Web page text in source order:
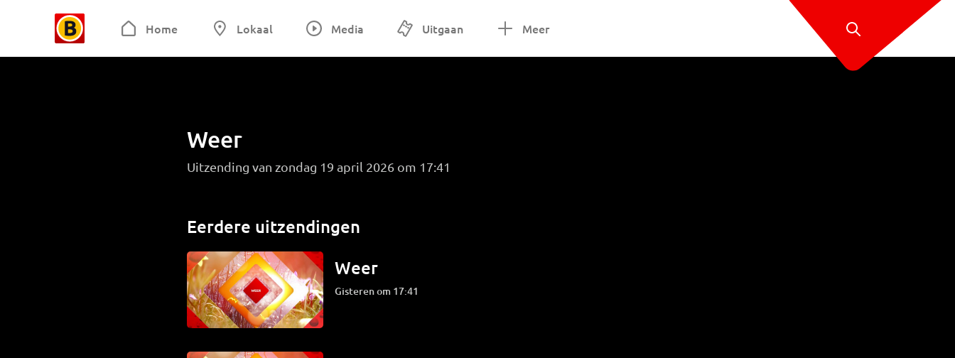
Home Lokaal Media Uitgaan Meer
Weer
Uitzending van zondag 19 april 2026 om 17:41
Eerdere uitzendingen
Weer
Gisteren om 17:41